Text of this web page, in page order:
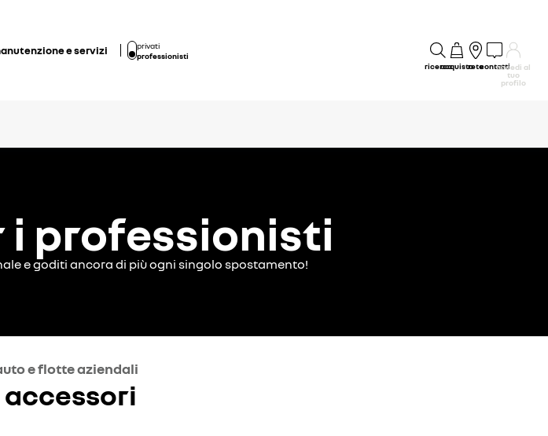
e servizi
privati
professionisti
ricercaacquistoretecontattiaccedi al
tuo
profilo
i professionisti
e goditi ancora di più ogni singolo spostamento!
e flotte aziendali